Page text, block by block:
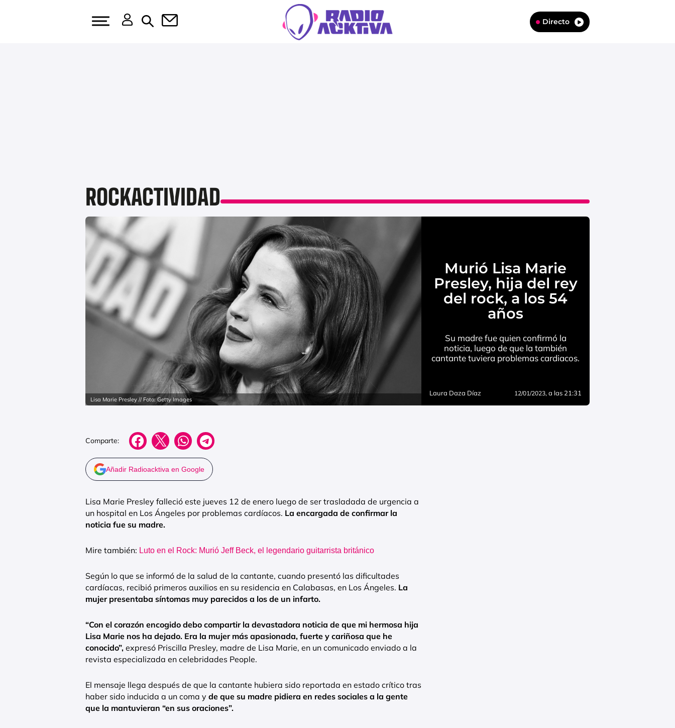
Directo
ROCKACTIVIDAD
Lisa Marie Presley // Foto: Getty Images
Murió Lisa Marie
Presley, hija del rey
del rock, a los 54
años
Su madre fue quien confirmó la
noticia, luego de que la también
cantante tuviera problemas cardiacos.
Laura Daza Díaz 12/01/2023, a las 21:31
Comparte:
Añadir Radioacktiva en Google
Lisa Marie Presley falleció este jueves 12 de enero luego de ser trasladada de urgencia a
un hospital en Los Ángeles por problemas cardíacos. La encargada de confirmar la
noticia fue su madre.
Mire también: Luto en el Rock: Murió Jeff Beck, el legendario guitarrista británico
Según lo que se informó de la salud de la cantante, cuando presentó las dificultades
cardíacas, recibió primeros auxilios en su residencia en Calabasas, en Los Ángeles. La
mujer presentaba síntomas muy parecidos a los de un infarto.
“Con el corazón encogido debo compartir la devastadora noticia de que mi hermosa hija
Lisa Marie nos ha dejado. Era la mujer más apasionada, fuerte y cariñosa que he
conocido”, expresó Priscilla Presley, madre de Lisa Marie, en un comunicado enviado a la
revista especializada en celebridades People.
El mensaje llega después de que la cantante hubiera sido reportada en estado crítico tras
haber sido inducida a un coma y de que su madre pidiera en redes sociales a la gente
que la mantuvieran “en sus oraciones”.